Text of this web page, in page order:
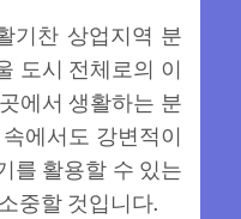
기찬 상업지역 분
도시 전체로의 이
에서 생활하는 분
에서도 강변적이
를 활용할 수 있는
중할 것입니다.